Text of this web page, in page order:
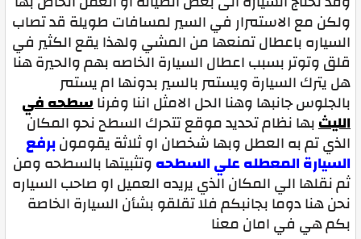
ولكن مع الاستمرار في السير لمسافات طويلة قد تصاب
السياره باعطال تمنعها من المشي ولهذا يقع الكثير في
قلق وتوتر بسبب اعطال السيارة الخاصه بهم والحيرة هنا
هل يترك السيارة ويستمر بالسير بدونها ام يستمر
بالجلوس جانبها وهنا الحل الامثل اننا وفرناسطحه في
الليثبها نظام تحديد موقع تتحرك السطح نحو المكان
الذي تم به العطل وبها شخصان او ثلاثة يقومونبرفع
السيارة المعطله علي السطحهوتثبيتها بالسطحه ومن
ثم نقلها الي المكان الذي يريده العميل او صاحب السياره
نحن هنا دوما بجانبكم فلا تقلقو بشأن السيارة الخاصة
بكم هي في امان معنا